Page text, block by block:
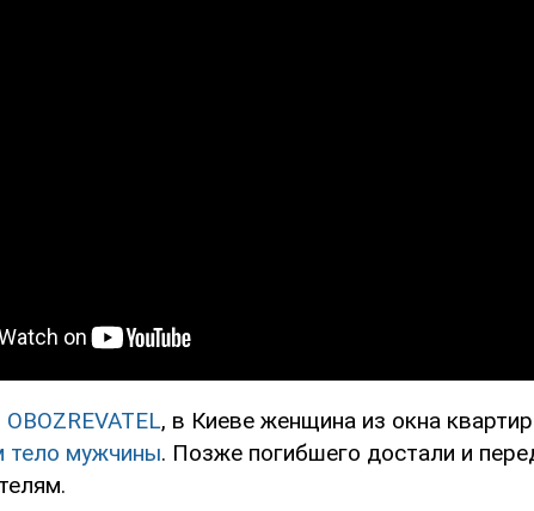
OBOZREVATEL, в Киеве женщина из окна
тело мужчины. Позже погибшего достали и